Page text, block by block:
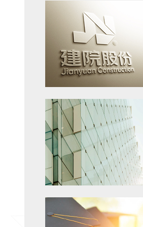
ABOUT US
走进建院
Case
公司及团队业绩